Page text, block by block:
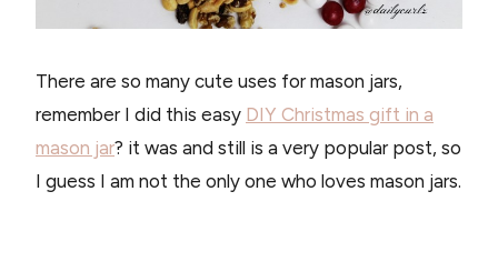
There are so many cute uses for mason jars,
remember I did this easy DIY Christmas gift in a
mason jar? it was and still is a very popular post, so
I guess I am not the only one who loves mason jars.